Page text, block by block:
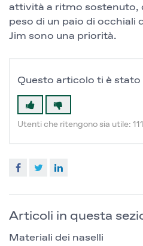
attività a ritmo sostenuto,
peso di un paio di occhiali
Jim sono una priorità.
Questo articolo ti è stato
Utenti che ritengono sia utile:
Facebook
Twitter
Articoli in questa
Materiali dei naselli